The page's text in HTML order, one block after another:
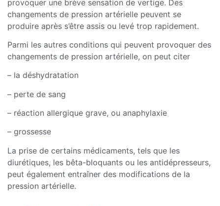
provoquer une brève sensation de vertige. Des
changements de pression artérielle peuvent se
produire après s’être assis ou levé trop rapidement.
Parmi les autres conditions qui peuvent provoquer des
changements de pression artérielle, on peut citer
– la déshydratation
– perte de sang
– réaction allergique grave, ou anaphylaxie
– grossesse
La prise de certains médicaments, tels que les
diurétiques, les bêta-bloquants ou les antidépresseurs,
peut également entraîner des modifications de la
pression artérielle.